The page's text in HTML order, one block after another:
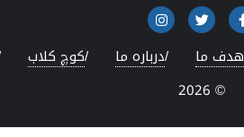
هدف ما درباره ما کوچ کلاب
© 2026